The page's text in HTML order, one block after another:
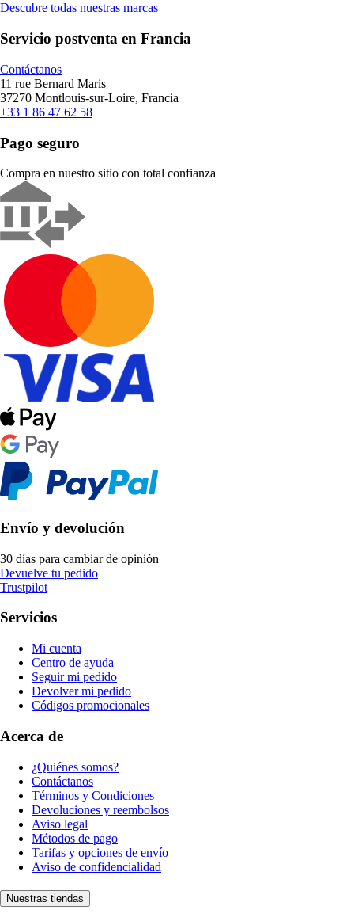
Descubre todas nuestras marcas
Servicio postventa en Francia
Contáctanos
11 rue Bernard Maris
37270 Montlouis-sur-Loire, Francia
+33 1 86 47 62 58
Pago seguro
Compra en nuestro sitio con total confianza
Envío y devolución
30 días para cambiar de opinión
Devuelve tu pedido
Trustpilot
Servicios
Mi cuenta
Centro de ayuda
Seguir mi pedido
Devolver mi pedido
Códigos promocionales
Acerca de
¿Quiénes somos?
Contáctanos
Términos y Condiciones
Devoluciones y reembolsos
Aviso legal
Métodos de pago
Tarifas y opciones de envío
Aviso de confidencialidad
Nuestras tiendas